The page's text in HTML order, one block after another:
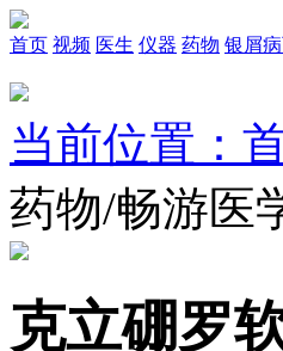
首页 视频 医生 仪器 药物 银屑
当前位置：
药物/畅游医
克立硼罗